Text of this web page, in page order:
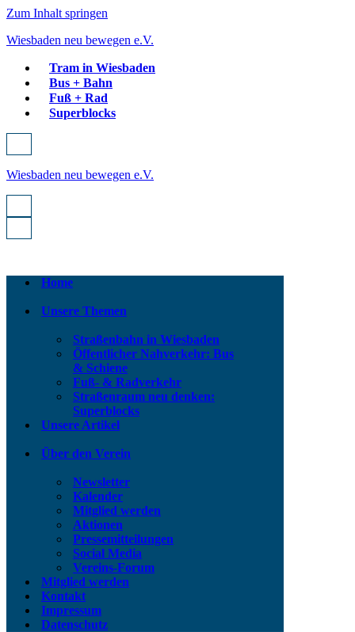
Zum Inhalt springen
Wiesbaden neu bewegen e.V.
Tram in Wiesbaden
Bus + Bahn
Fuß + Rad
Superblocks
Navigationsmenü
Wiesbaden neu bewegen e.V.
Navigationsmenü
Navigationsmenü
Home
Unsere Themen
Straßenbahn in Wiesbaden
Öffentlicher Nahverkehr: Bus
& Schiene
Fuß- & Radverkehr
Straßenraum neu denken:
Superblocks
Unsere Artikel
Über den Verein
Newsletter
Kalender
Mitglied werden
Aktionen
Pressemitteilungen
Social Media
Vereins-Forum
Mitglied werden
Kontakt
Impressum
Datenschutz